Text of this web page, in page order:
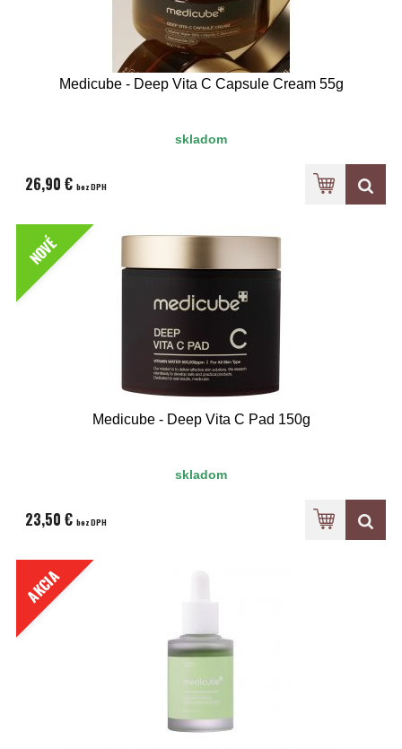
Medicube - Deep Vita C Capsule Cream 55g
skladom
26,90 € bez DPH
NOVÉ
Medicube - Deep Vita C Pad 150g
skladom
23,50 € bez DPH
AKCIA